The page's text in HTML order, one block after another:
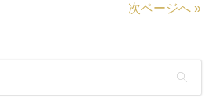
次ページへ »